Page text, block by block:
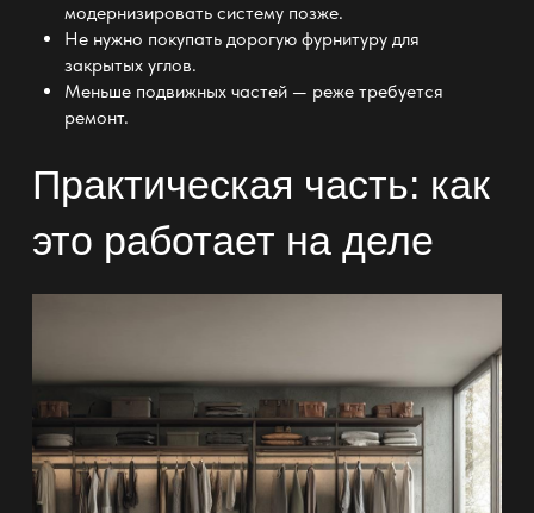
модернизировать систему позже.
Не нужно покупать дорогую фурнитуру для
закрытых углов.
Меньше подвижных частей — реже требуется
ремонт.
Практическая часть: как
это работает на деле